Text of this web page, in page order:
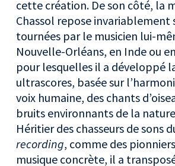
cette création. De son côté, la
Chassol repose invariablement
tournées par le musicien lui-
Nouvelle-Orléans, en Inde ou
pour lesquelles il a développé
ultrascores, basée sur
voix humaine, des chants
bruits environnants de la
Héritier des chasseurs de sons
recording, comme des
musique concrète, il a